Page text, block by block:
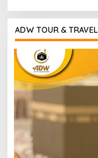
ADW TOUR & TRAVEL